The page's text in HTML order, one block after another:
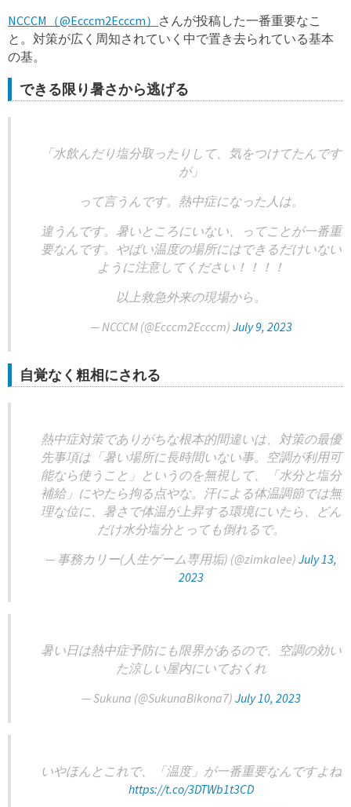
NCCCM（@Ecccm2Ecccm） さんが投稿した一番重要なこ
と。対策が広く周知されていく中で置き去られている基本
の基。
できる限り暑さから逃げる
「水飲んだり塩分取ったりして、気をつけてたんです
が」
って言うんです。熱中症になった人は。
違うんです。暑いところにいない、ってことが一番重
要なんです。やばい温度の場所にはできるだけいない
ように注意してください！！！！
以上救急外来の現場から。
— NCCCM (@Ecccm2Ecccm) July 9, 2023
自覚なく粗相にされる
熱中症対策でありがちな根本的間違いは、対策の最優
先事項は「暑い場所に長時間いない事。空調が利用可
能なら使うこと」というのを無視して、「水分と塩分
補給」にやたら拘る点やな。汗による体温調節では無
理な位に、暑さで体温が上昇する環境にいたら、どん
だけ水分塩分とっても倒れるで。
— 事務カリー(人生ゲーム専用垢) (@zimkalee) July 13,
2023
暑い日は熱中症予防にも限界があるので、空調の効い
た涼しい屋内にいておくれ
— Sukuna (@SukunaBikona7) July 10, 2023
いやほんとこれで、「温度」が一番重要なんですよね
https://t.co/3DTWb1t3CD